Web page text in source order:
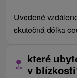
Uvedené
skutečná délka
které
v